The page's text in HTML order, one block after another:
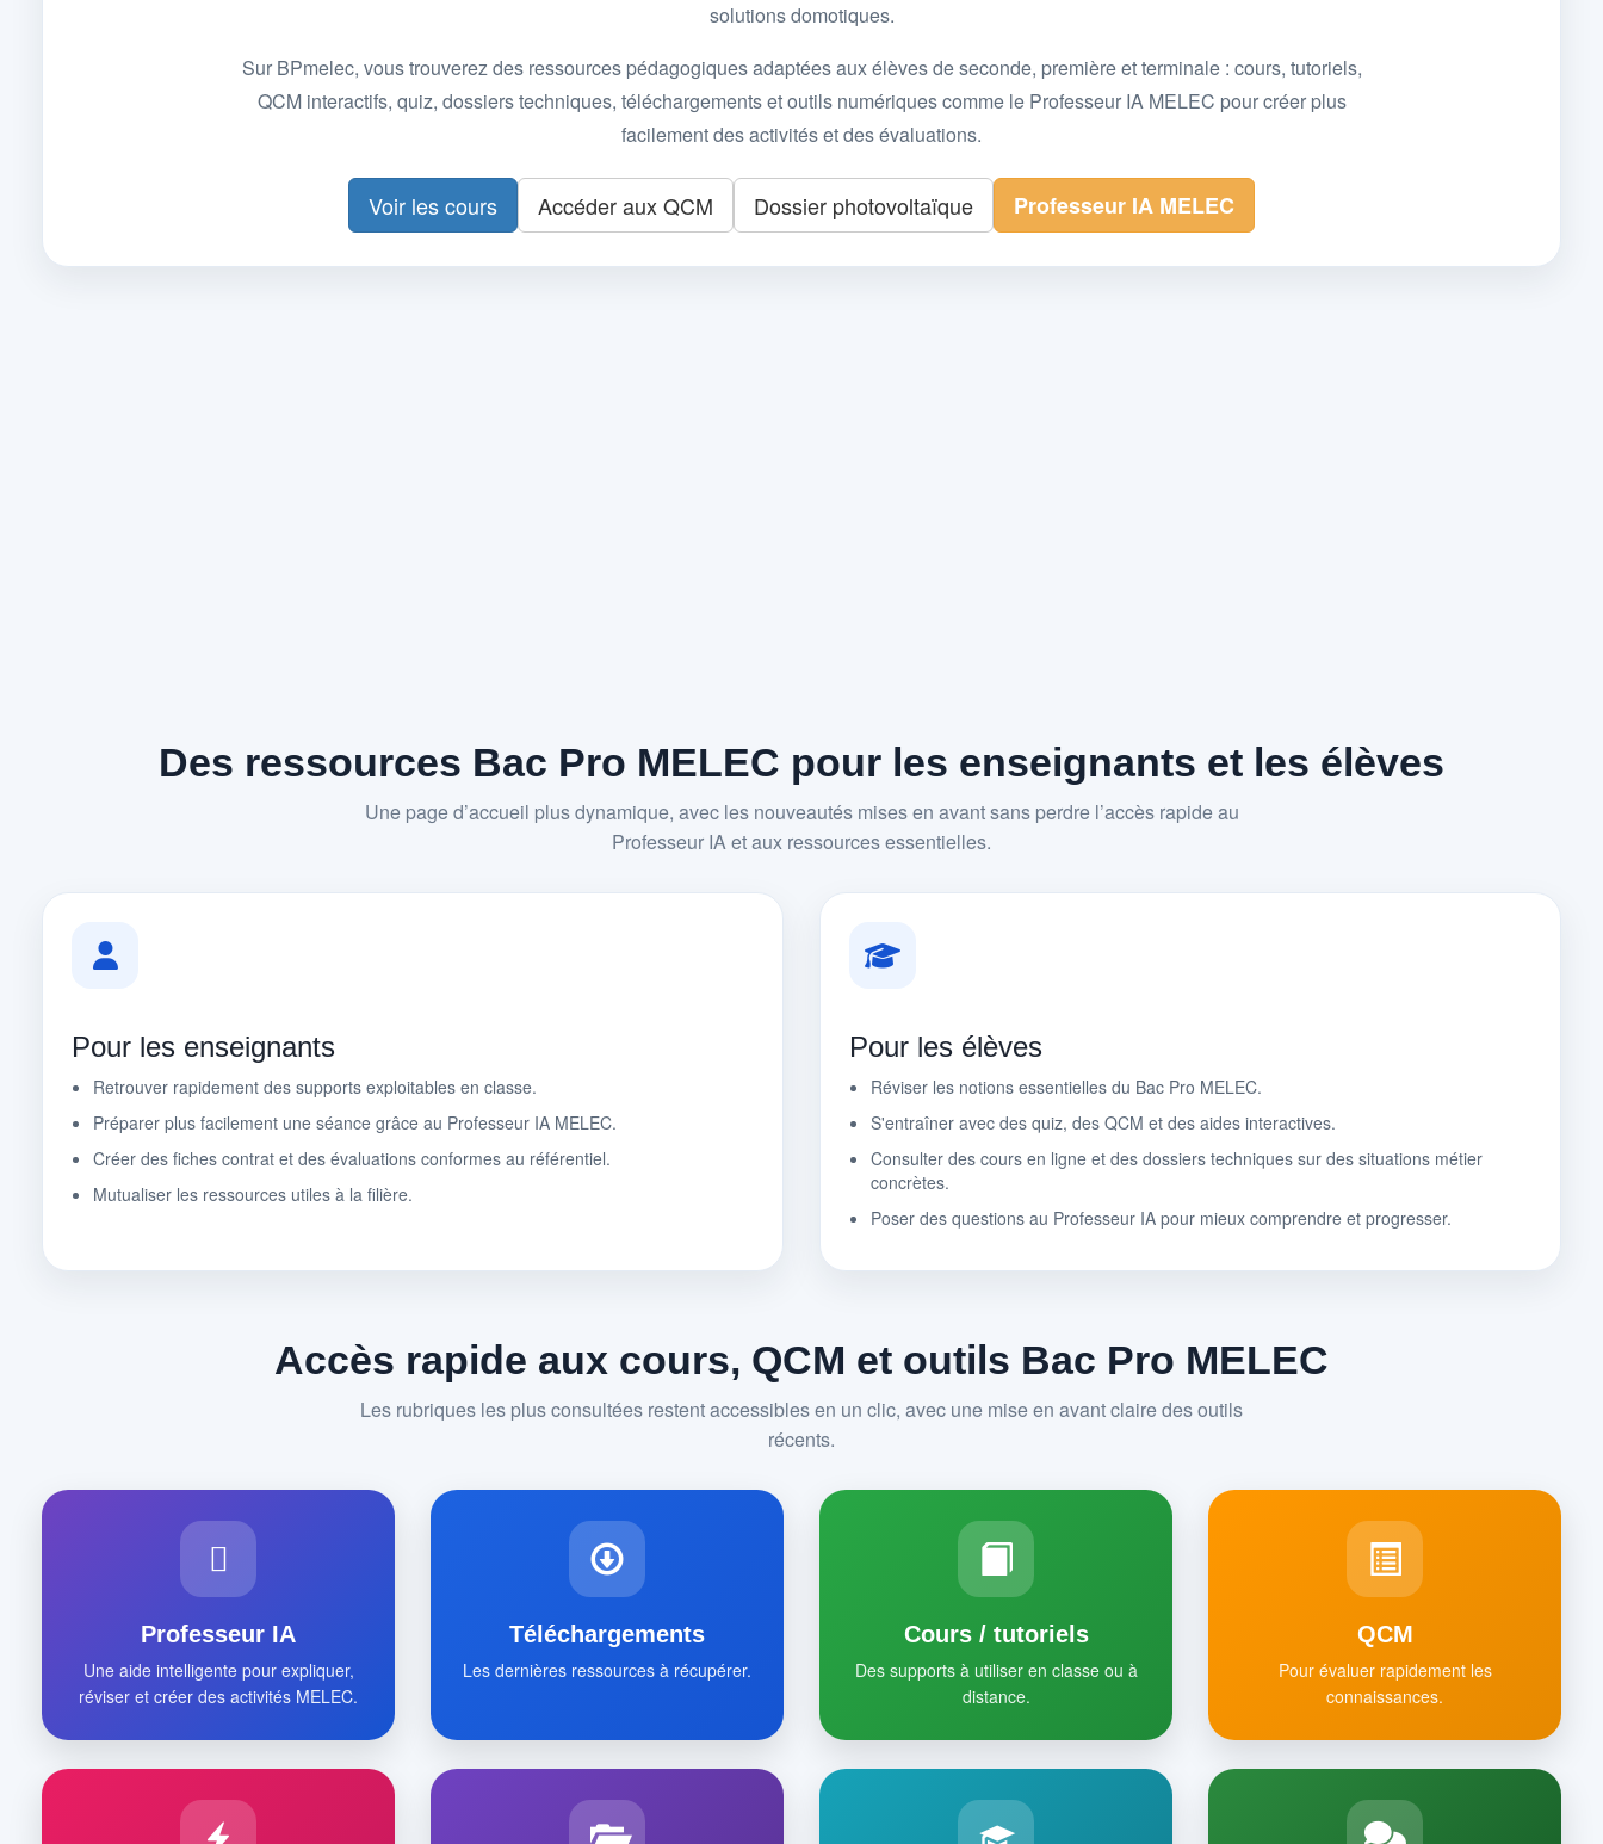
solutions domotiques.
Sur BPmelec, vous trouverez des ressources pédagogiques adaptées aux élèves de seconde, première et terminale : cours, tutoriels,
QCM interactifs, quiz, dossiers techniques, téléchargements et outils numériques comme le Professeur IA MELEC pour créer plus
facilement des activités et des évaluations.
Voir les cours Accéder aux QCM Dossier photovoltaïque Professeur IA MELEC
Des ressources Bac Pro MELEC pour les enseignants et les élèves
Une page d’accueil plus dynamique, avec les nouveautés mises en avant sans perdre l’accès rapide au
Professeur IA et aux ressources essentielles.
Pour les enseignants
Retrouver rapidement des supports exploitables en classe.
Préparer plus facilement une séance grâce au Professeur IA MELEC.
Créer des fiches contrat et des évaluations conformes au référentiel.
Mutualiser les ressources utiles à la filière.
Pour les élèves
Réviser les notions essentielles du Bac Pro MELEC.
S'entraîner avec des quiz, des QCM et des aides interactives.
Consulter des cours en ligne et des dossiers techniques sur des situations métier
concrètes.
Poser des questions au Professeur IA pour mieux comprendre et progresser.
Accès rapide aux cours, QCM et outils Bac Pro MELEC
Les rubriques les plus consultées restent accessibles en un clic, avec une mise en avant claire des outils
récents.
Professeur IA
Une aide intelligente pour expliquer,
réviser et créer des activités MELEC.
Téléchargements
Les dernières ressources à récupérer.
Cours / tutoriels
Des supports à utiliser en classe ou à
distance.
QCM
Pour évaluer rapidement les
connaissances.